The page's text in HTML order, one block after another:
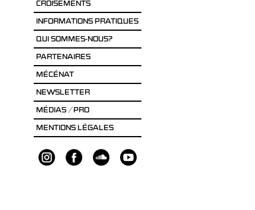
CROISEMENTS
INFORMATIONS PRATIQUES
QUI SOMMES-NOUS?
PARTENAIRES
MÉCÉNAT
NEWSLETTER
MÉDIAS / PRO
MENTIONS LÉGALES